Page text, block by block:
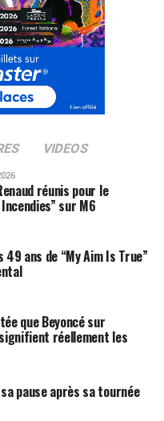
VIDEOS
réunis pour le
sur M6
ans de “My Aim Is True”
que Beyoncé sur
signifient réellement les
pause après sa tournée